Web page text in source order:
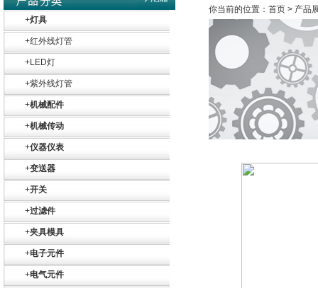
+灯具
+红外线灯管
+LED灯
+紫外线灯管
+机械配件
+机械传动
+仪器仪表
+变送器
+开关
+过滤件
+夹具模具
+电子元件
+电气元件
你当前的位置：首页 > 产品